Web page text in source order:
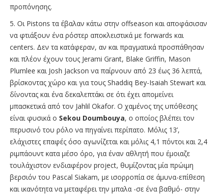
προπόνησης.
5. Οι Pistons τα έβαλαν κάτω στην offseason και αποφάσισαν
να φτιάξουν ένα ρόστερ αποκλειστικά με forwards και
centers. Δεν τα κατάφεραν, αν και πραγματικά προσπάθησαν
και πλέον έχουν τους Jerami Grant, Blake Griffin, Mason
Plumlee και Josh Jackson να παίρνουν από 23 έως 36 λεπτά,
βρίσκοντας χώρο και για τους Shaddiq Bey-Isaiah Stewart και
δίνοντας και ένα δεκαλεπτάκι σε ότι έχει απομείνει
μπασκετικά από τον Jahlil Okafor. Ο χαμένος της υπόθεσης
είναι φυσικά ο Sekou Doumbouya, ο οποίος βλέπει τον
περυσινό του ρόλο να πηγαίνει περίπατο. Μόλις 13’,
ελάχιστες επαφές όσο αγωνίζεται και μόλις 4,1 πόντοι και 2,4
ριμπάουντ κατα μέσο όρο, για έναν αθλητή που έμοιαζε
τουλάχιστον ενδιαφέρον project, θυμίζοντας μία πρώιμη
βερσιόν του Pascal Siakam, με ισορροπία σε άμυνα-επίθεση
και ικανότητα να μεταφέρει την μπαλα -σε ένα βαθμό- στην